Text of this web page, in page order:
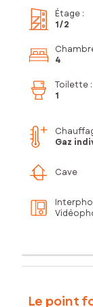
Étage :
1/2
4
Toilette :
1
Gaz
Cave
Le point